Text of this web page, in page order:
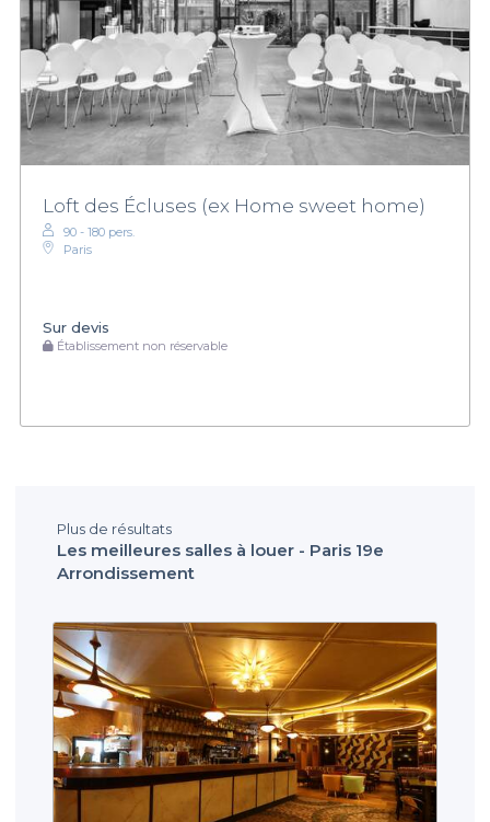
Loft des Écluses (ex Home sweet home)
90 - 180 pers.
Paris
Sur devis
Établissement non réservable
Plus de résultats
Les meilleures salles à louer - Paris 19e
Arrondissement